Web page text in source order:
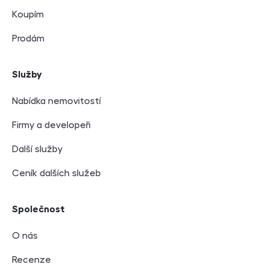
Koupím
Prodám
Služby
Nabídka nemovitostí
Firmy a developeři
Další služby
Ceník dalších služeb
Společnost
O nás
Recenze